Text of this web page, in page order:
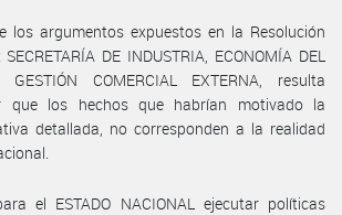
los argumentos expuestos en la Resolución
DE INDUSTRIA, ECONOMÍA DEL
GESTIÓN COMERCIAL EXTERNA, resulta
que los hechos que habrían motivado la
detallada, no corresponden a la realidad
el ESTADO NACIONAL ejecutar políticas